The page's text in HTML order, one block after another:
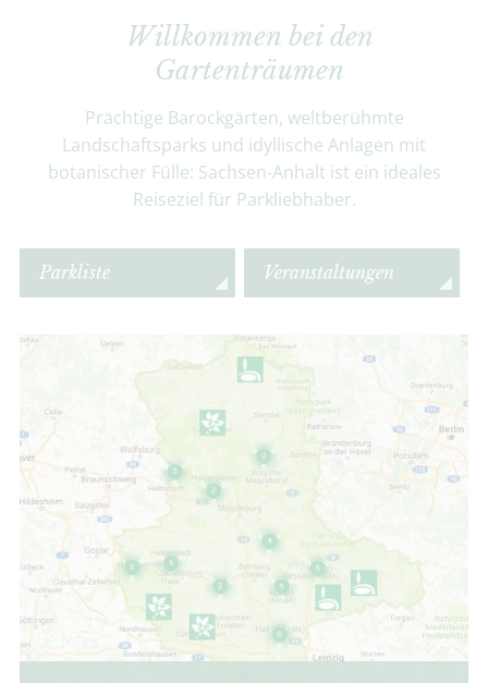
Willkommen bei den
Gartenträumen
Prächtige Barockgärten, weltberühmte
Landschaftsparks und idyllische Anlagen mit
botanischer Fülle: Sachsen-Anhalt ist ein ideales
Reiseziel für Parkliebhaber.
Parkliste Veranstaltungen